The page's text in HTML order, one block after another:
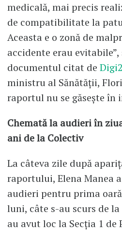
medicală, mai precis
de compatibilitate la
Aceasta e o zonă de
accidente erau
documentul citat de
ministru al Sănătății,
raportul nu se găsește în
Chemată la audieri în
ani de la Colectiv
La câteva zile după
raportului, Elena Manea
audieri pentru prima
luni, câte s-au scurs de
au avut loc la Secția 1